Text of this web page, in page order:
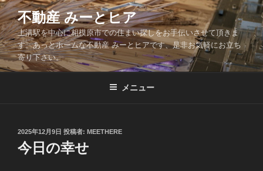
コ
ン
テ
ン
ツ
不動産 みーとヒア
上溝駅を中心に相模原市での住まい探しをお手伝いさせて頂きま
す。あっとホームな不動産 みーとヒアです、是非お気軽にお立ち
寄り下さい。
メニュー
投
稿
日:
2025年12月9日 投稿者: MEETHERE
今日の幸せ